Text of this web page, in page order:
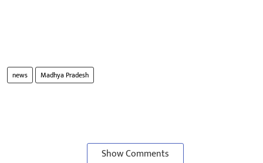
news Madhya Pradesh
Show Comments